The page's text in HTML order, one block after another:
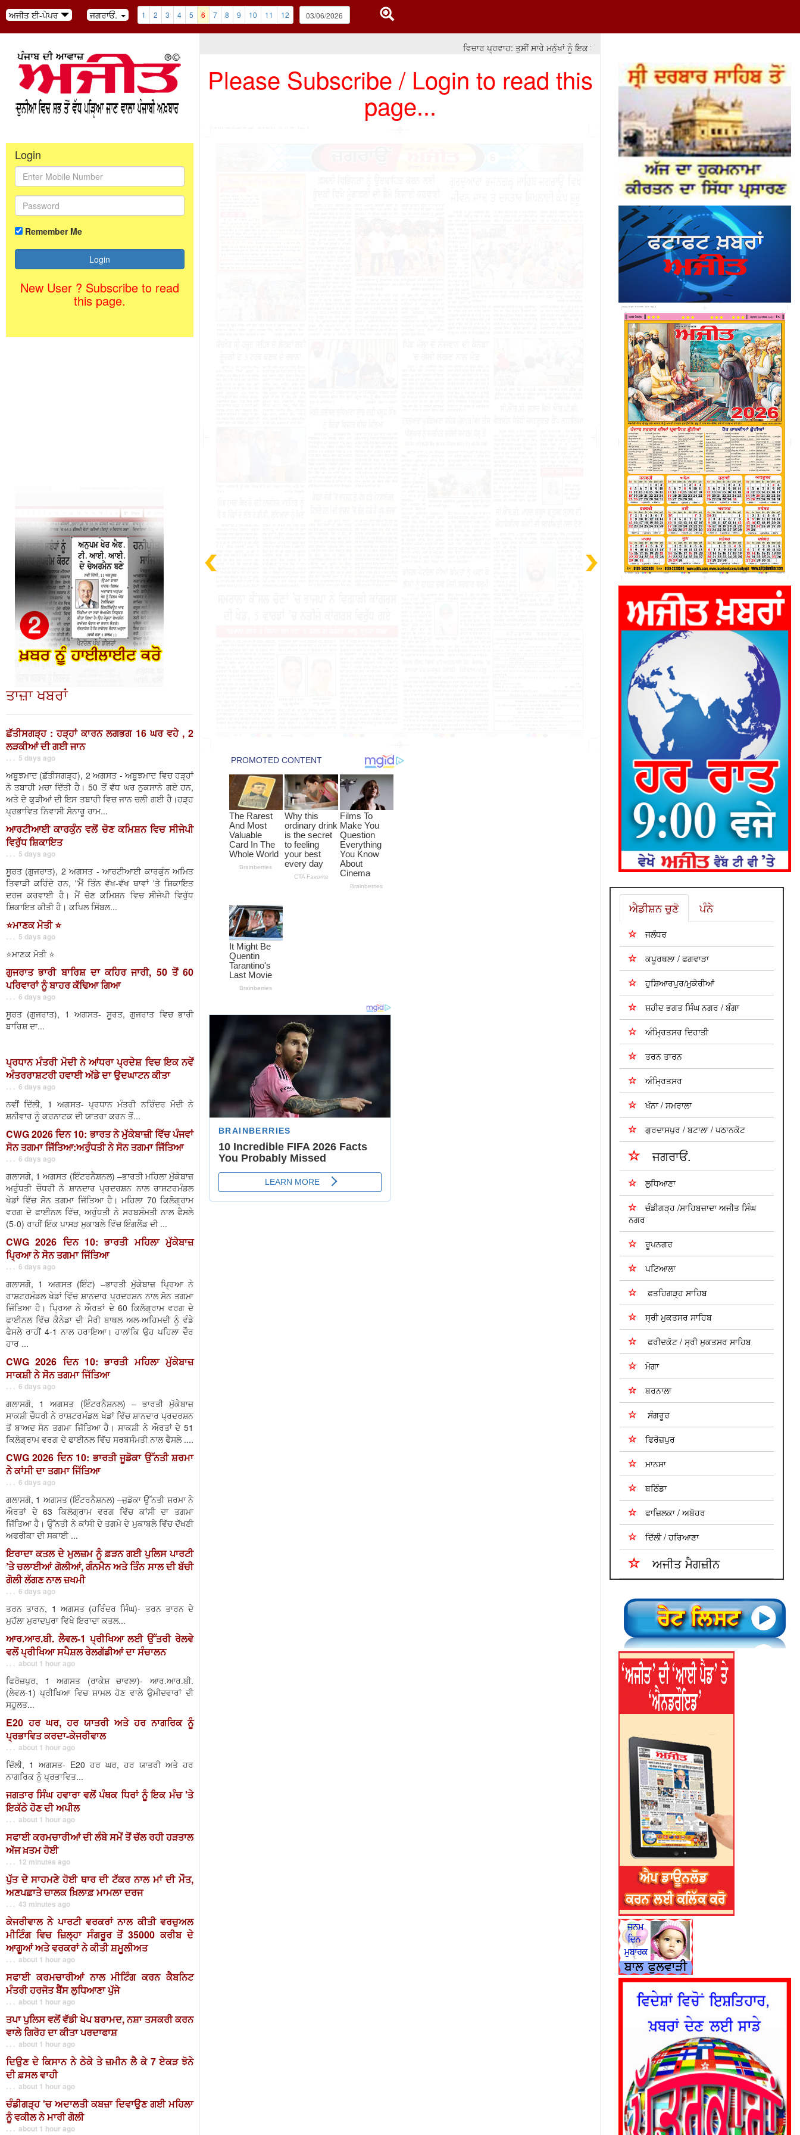
ਅਜੀਤ ਈ-ਪੇਪਰ ਜਗਰਾਓਂ. 1 2 3 4 5 6 7 8 9 10 11 12
Login
Remember Me
New User ? Subscribe to read
this page.
ਤਾਜ਼ਾ ਖਬਰਾਂ
ਛੱਤੀਸਗੜ੍ਹ : ਹੜ੍ਹਾਂ ਕਾਰਨ ਲਗਭਗ 16 ਘਰ ਵਹੇ , 2
ਲੜਕੀਆਂ ਦੀ ਗਈ ਜਾਨ
. . . 5 days ago
ਅਬੂਝਮਾਦ (ਛੱਤੀਸਗੜ੍ਹ), 2 ਅਗਸਤ - ਅਬੂਝਮਾਦ ਵਿਚ ਹੜ੍ਹਾਂ
ਨੇ ਤਬਾਹੀ ਮਚਾ ਦਿੱਤੀ ਹੈ। 50 ਤੋਂ ਵੱਧ ਘਰ ਨੁਕਸਾਨੇ ਗਏ ਹਨ,
ਅਤੇ ਦੋ ਕੁੜੀਆਂ ਦੀ ਇਸ ਤਬਾਹੀ ਵਿਚ ਜਾਨ ਚਲੀ ਗਈ ਹੈ।ਹੜ੍ਹ
ਪ੍ਰਭਾਵਿਤ ਨਿਵਾਸੀ ਸੋਨਾਰੂ ਰਾਮ...
ਆਰਟੀਆਈ ਕਾਰਕੁੰਨ ਵਲੋਂ ਚੋਣ ਕਮਿਸ਼ਨ ਵਿਚ ਸੀਜੇਪੀ
ਵਿਰੁੱਧ ਸ਼ਿਕਾਇਤ
. . . 5 days ago
ਸੂਰਤ (ਗੁਜਰਾਤ), 2 ਅਗਸਤ - ਆਰਟੀਆਈ ਕਾਰਕੁੰਨ ਅਮਿਤ
ਤਿਵਾੜੀ ਕਹਿੰਦੇ ਹਨ, "ਮੈਂ ਤਿੰਨ ਵੱਖ-ਵੱਖ ਥਾਵਾਂ 'ਤੇ ਸ਼ਿਕਾਇਤ
ਦਰਜ ਕਰਵਾਈ ਹੈ। ਮੈਂ ਚੋਣ ਕਮਿਸ਼ਨ ਵਿਚ ਸੀਜੇਪੀ ਵਿਰੁੱਧ
ਸ਼ਿਕਾਇਤ ਕੀਤੀ ਹੈ। ਕਪਿਲ ਸਿੱਬਲ...
⭐️ਮਾਣਕ ਮੋਤੀ ⭐️
. . . 5 days ago
⭐️ਮਾਣਕ ਮੋਤੀ ⭐️
ਗੁਜਰਾਤ ਭਾਰੀ ਬਾਰਿਸ਼ ਦਾ ਕਹਿਰ ਜਾਰੀ, 50 ਤੋਂ 60
ਪਰਿਵਾਰਾਂ ਨੂੰ ਬਾਹਰ ਕੱਢਿਆ ਗਿਆ
. . . 6 days ago
ਸੂਰਤ (ਗੁਜਰਾਤ), 1 ਅਗਸਤ- ਸੂਰਤ, ਗੁਜਰਾਤ ਵਿਚ ਭਾਰੀ
ਬਾਰਿਸ਼ ਦਾ...
ਪ੍ਰਧਾਨ ਮੰਤਰੀ ਮੋਦੀ ਨੇ ਆਂਧਰਾ ਪ੍ਰਦੇਸ਼ ਵਿਚ ਇਕ ਨਵੇਂ
ਅੰਤਰਰਾਸ਼ਟਰੀ ਹਵਾਈ ਅੱਡੇ ਦਾ ਉਦਘਾਟਨ ਕੀਤਾ
. . . 6 days ago
ਨਵੀਂ ਦਿੱਲੀ, 1 ਅਗਸਤ- ਪ੍ਰਧਾਨ ਮੰਤਰੀ ਨਰਿੰਦਰ ਮੋਦੀ ਨੇ
ਸ਼ਨੀਵਾਰ ਨੂੰ ਕਰਨਾਟਕ ਦੀ ਯਾਤਰਾ ਕਰਨ ਤੋਂ...
CWG 2026 ਦਿਨ 10: ਭਾਰਤ ਨੇ ਮੁੱਕੇਬਾਜ਼ੀ ਵਿੱਚ ਪੰਜਵਾਂ
ਸੋਨ ਤਗਮਾ ਜਿੱਤਿਆ:ਅਰੁੰਧਤੀ ਨੇ ਸੋਨ ਤਗਮਾ ਜਿੱਤਿਆ
. . . 6 days ago
ਗਲਾਸਗੋ, 1 ਅਗਸਤ (ਇੰਟਰਨੈਸ਼ਨਲ) –ਭਾਰਤੀ ਮਹਿਲਾ ਮੁੱਕੇਬਾਜ਼
ਅਰੁੰਧਤੀ ਚੌਧਰੀ ਨੇ ਸ਼ਾਨਦਾਰ ਪ੍ਰਦਰਸ਼ਨ ਨਾਲ ਰਾਸ਼ਟਰਮੰਡਲ
ਖੇਡਾਂ ਵਿੱਚ ਸੋਨ ਤਗਮਾ ਜਿੱਤਿਆ ਹੈ। ਮਹਿਲਾ 70 ਕਿਲੋਗ੍ਰਾਮ
ਵਰਗ ਦੇ ਫਾਈਨਲ ਵਿੱਚ, ਅਰੁੰਧਤੀ ਨੇ ਸਰਬਸੰਮਤੀ ਨਾਲ ਫੈਸਲੇ
(5-0) ਰਾਹੀਂ ਇੱਕ ਪਾਸੜ ਮੁਕਾਬਲੇ ਵਿੱਚ ਇੰਗਲੈਂਡ ਦੀ ...
CWG 2026 ਦਿਨ 10: ਭਾਰਤੀ ਮਹਿਲਾ ਮੁੱਕੇਬਾਜ਼
ਪ੍ਰਿਆ ਨੇ ਸੋਨ ਤਗਮਾ ਜਿੱਤਿਆ
. . . 6 days ago
ਗਲਾਸਗੋ, 1 ਅਗਸਤ (ਇੰਟ) –ਭਾਰਤੀ ਮੁੱਕੇਬਾਜ਼ ਪ੍ਰਿਆ ਨੇ
ਰਾਸ਼ਟਰਮੰਡਲ ਖੇਡਾਂ ਵਿੱਚ ਸ਼ਾਨਦਾਰ ਪ੍ਰਦਰਸ਼ਨ ਨਾਲ ਸੋਨ ਤਗਮਾ
ਜਿੱਤਿਆ ਹੈ। ਪ੍ਰਿਆ ਨੇ ਔਰਤਾਂ ਦੇ 60 ਕਿਲੋਗ੍ਰਾਮ ਵਰਗ ਦੇ
ਫਾਈਨਲ ਵਿੱਚ ਕੈਨੇਡਾ ਦੀ ਮੈਰੀ ਬਾਥਲ ਅਲ-ਅਹਿਮਦੀ ਨੂੰ ਵੰਡੇ
ਫੈਸਲੇ ਰਾਹੀਂ 4-1 ਨਾਲ ਹਰਾਇਆ। ਹਾਲਾਂਕਿ ਉਹ ਪਹਿਲਾ ਦੌਰ
ਹਾਰ ...
CWG 2026 ਦਿਨ 10: ਭਾਰਤੀ ਮਹਿਲਾ ਮੁੱਕੇਬਾਜ਼
ਸਾਕਸ਼ੀ ਨੇ ਸੋਨ ਤਗਮਾ ਜਿੱਤਿਆ
. . . 6 days ago
ਗਲਾਸਗੋ, 1 ਅਗਸਤ (ਇੰਟਰਨੈਸ਼ਨਲ) – ਭਾਰਤੀ ਮੁੱਕੇਬਾਜ਼
ਸਾਕਸ਼ੀ ਚੌਧਰੀ ਨੇ ਰਾਸ਼ਟਰਮੰਡਲ ਖੇਡਾਂ ਵਿੱਚ ਸ਼ਾਨਦਾਰ ਪ੍ਰਦਰਸ਼ਨ
ਤੋਂ ਬਾਅਦ ਸੋਨ ਤਗਮਾ ਜਿੱਤਿਆ ਹੈ। ਸਾਕਸ਼ੀ ਨੇ ਔਰਤਾਂ ਦੇ 51
ਕਿਲੋਗ੍ਰਾਮ ਵਰਗ ਦੇ ਫਾਈਨਲ ਵਿੱਚ ਸਰਬਸੰਮਤੀ ਨਾਲ ਫੈਸਲੇ ....
CWG 2026 ਦਿਨ 10: ਭਾਰਤੀ ਜੂਡੋਕਾ ਉੱਨਤੀ ਸ਼ਰਮਾ
ਨੇ ਕਾਂਸੀ ਦਾ ਤਗਮਾ ਜਿੱਤਿਆ
. . . 6 days ago
ਗਲਾਸਗੋ, 1 ਅਗਸਤ (ਇੰਟਰਨੈਸ਼ਨਲ) –ਜੁਡੋਕਾ ਉੱਨਤੀ ਸ਼ਰਮਾ ਨੇ
ਔਰਤਾਂ ਦੇ 63 ਕਿਲੋਗ੍ਰਾਮ ਵਰਗ ਵਿੱਚ ਕਾਂਸੀ ਦਾ ਤਗਮਾ
ਜਿੱਤਿਆ ਹੈ। ਉੱਨਤੀ ਨੇ ਕਾਂਸੀ ਦੇ ਤਗਮੇ ਦੇ ਮੁਕਾਬਲੇ ਵਿੱਚ ਦੱਖਣੀ
ਅਫਰੀਕਾ ਦੀ ਸਕਾਈ ...
ਇਰਾਦਾ ਕਤਲ ਦੇ ਮੁਲਜ਼ਮ ਨੂੰ ਫ਼ੜਨ ਗਈ ਪੁਲਿਸ ਪਾਰਟੀ
’ਤੇ ਚਲਾਈਆਂ ਗੋਲੀਆਂ, ਗੰਨਮੈਨ ਅਤੇ ਤਿੰਨ ਸਾਲ ਦੀ ਬੱਚੀ
ਗੋਲੀ ਲੱਗਣ ਨਾਲ ਜ਼ਖਮੀ
. . . 6 days ago
ਤਰਨ ਤਾਰਨ, 1 ਅਗਸਤ (ਹਰਿੰਦਰ ਸਿੰਘ)- ਤਰਨ ਤਾਰਨ ਦੇ
ਮੁਹੱਲਾ ਮੁਰਾਦਪੁਰਾ ਵਿਖੇ ਇਰਾਦਾ ਕਤਲ...
ਆਰ.ਆਰ.ਬੀ. ਲੈਵਲ-1 ਪ੍ਰੀਖਿਆ ਲਈ ਉੱਤਰੀ ਰੇਲਵੇ
ਵਲੋਂ ਪ੍ਰੀਖਿਆ ਸਪੈਸ਼ਲ ਰੇਲਗੱਡੀਆਂ ਦਾ ਸੰਚਾਲਨ
. . . about 1 hour ago
ਫਿਰੋਜ਼ਪੁਰ, 1 ਅਗਸਤ (ਰਾਕੇਸ਼ ਚਾਵਲਾ)- ਆਰ.ਆਰ.ਬੀ.
(ਲੇਵਲ-1) ਪ੍ਰੀਖਿਆ ਵਿਚ ਸ਼ਾਮਲ ਹੋਣ ਵਾਲੇ ਉਮੀਦਵਾਰਾਂ ਦੀ
ਸਹੂਲਤ...
E20 ਹਰ ਘਰ, ਹਰ ਯਾਤਰੀ ਅਤੇ ਹਰ ਨਾਗਰਿਕ ਨੂੰ
ਪ੍ਰਭਾਵਿਤ ਕਰਦਾ-ਕੇਜਰੀਵਾਲ
. . . about 1 hour ago
ਦਿੱਲੀ, 1 ਅਗਸਤ- E20 ਹਰ ਘਰ, ਹਰ ਯਾਤਰੀ ਅਤੇ ਹਰ
ਨਾਗਰਿਕ ਨੂੰ ਪ੍ਰਭਾਵਿਤ...
ਜਗਤਾਰ ਸਿੰਘ ਹਵਾਰਾ ਵਲੋਂ ਪੰਥਕ ਧਿਰਾਂ ਨੂੰ ਇਕ ਮੰਚ 'ਤੇ
ਇਕੱਠੇ ਹੋਣ ਦੀ ਅਪੀਲ
. . . about 1 hour ago
ਸਫਾਈ ਕਰਮਚਾਰੀਆਂ ਦੀ ਲੰਬੇ ਸਮੇਂ ਤੋਂ ਚੱਲ ਰਹੀ ਹੜਤਾਲ
ਅੱਜ ਖ਼ਤਮ ਹੋਈ
. . . 12 minutes ago
ਪੁੱਤ ਦੇ ਸਾਹਮਣੇ ਹੋਈ ਥਾਰ ਦੀ ਟੱਕਰ ਨਾਲ ਮਾਂ ਦੀ ਮੌਤ,
ਅਣਪਛਾਤੇ ਚਾਲਕ ਖ਼ਿਲਾਫ਼ ਮਾਮਲਾ ਦਰਜ
. . . 43 minutes ago
ਕੇਜਰੀਵਾਲ ਨੇ ਪਾਰਟੀ ਵਰਕਰਾਂ ਨਾਲ ਕੀਤੀ ਵਰਚੁਅਲ
ਮੀਟਿੰਗ ਵਿਚ ਜ਼ਿਲ੍ਹਾ ਸੰਗਰੂਰ ਤੋਂ 35000 ਕਰੀਬ ਦੇ
ਆਗੂਆਂ ਅਤੇ ਵਰਕਰਾਂ ਨੇ ਕੀਤੀ ਸ਼ਮੂਲੀਅਤ
. . . about 1 hour ago
ਸਫਾਈ ਕਰਮਚਾਰੀਆਂ ਨਾਲ ਮੀਟਿੰਗ ਕਰਨ ਕੈਬਨਿਟ
ਮੰਤਰੀ ਹਰਜੋਤ ਬੈਂਸ ਲੁਧਿਆਣਾ ਪੁੱਜੇ
. . . about 1 hour ago
ਤਪਾ ਪੁਲਿਸ ਵਲੋਂ ਵੱਡੀ ਖੇਪ ਬਰਾਮਦ, ਨਸ਼ਾ ਤਸਕਰੀ ਕਰਨ
ਵਾਲੇ ਗਿਰੋਹ ਦਾ ਕੀਤਾ ਪਰਦਾਫਾਸ਼
. . . about 1 hour ago
ਦਿਉਣ ਦੇ ਕਿਸਾਨ ਨੇ ਠੇਕੇ ਤੇ ਜ਼ਮੀਨ ਲੈ ਕੇ 7 ਏਕੜ ਝੋਨੇ
ਦੀ ਫ਼ਸਲ ਵਾਹੀ
. . . about 1 hour ago
ਚੰਡੀਗੜ੍ਹ 'ਚ ਅਦਾਲਤੀ ਕਬਜ਼ਾ ਦਿਵਾਉਣ ਗਈ ਮਹਿਲਾ
ਨੂੰ ਵਕੀਲ ਨੇ ਮਾਰੀ ਗੋਲੀ
. . . about 1 hour ago
ਵਿਚਾਰ ਪ੍ਰਵਾਹ: ਤੁਸੀਂ ਸਾਰੇ ਮਨੁੱਖਾਂ ਨੂੰ ਇਕ ਬਰਾਬਰ ਨਹੀਂ ਕਰ ਸਕਦੇ ਪਰ ਉਨ੍ਹਾਂ ਨੂੰ ਬਰਾਬਰੀ ਦੇ ਮੌਕੇ ਤਾਂ ਮੁਹੱਈਆ
Please Subscribe / Login to read this
page...
ਐਡੀਸ਼ਨ ਚੁਣੋ ਪੰਨੇ
ਜਲੰਧਰ
ਕਪੂਰਥਲਾ / ਫਗਵਾੜਾ
ਹੁਸ਼ਿਆਰਪੁਰ/ਮੁਕੇਰੀਆਂ
ਸ਼ਹੀਦ ਭਗਤ ਸਿੰਘ ਨਗਰ / ਬੰਗਾ
ਅੰਮ੍ਰਿਤਸਰ ਦਿਹਾਤੀ
ਤਰਨ ਤਾਰਨ
ਅੰਮ੍ਰਿਤਸਰ
ਖੰਨਾ / ਸਮਰਾਲਾ
ਗੁਰਦਾਸਪੁਰ / ਬਟਾਲਾ / ਪਠਾਨਕੋਟ
ਜਗਰਾਓਂ.
ਲੁਧਿਆਣਾ
ਚੰਡੀਗੜ੍ਹ /ਸਾਹਿਬਜ਼ਾਦਾ ਅਜੀਤ ਸਿੰਘ
ਨਗਰ
ਰੂਪਨਗਰ
ਪਟਿਆਲਾ
ਫ਼ਤਹਿਗੜ੍ਹ ਸਾਹਿਬ
ਸ੍ਰੀ ਮੁਕਤਸਰ ਸਾਹਿਬ
ਫਰੀਦਕੋਟ / ਸ੍ਰੀ ਮੁਕਤਸਰ ਸਾਹਿਬ
ਮੋਗਾ
ਬਰਨਾਲਾ
ਸੰਗਰੂਰ
ਫਿਰੋਜ਼ਪੁਰ
ਮਾਨਸਾ
ਬਠਿੰਡਾ
ਫਾਜ਼ਿਲਕਾ / ਅਬੋਹਰ
ਦਿੱਲੀ / ਹਰਿਆਣਾ
ਅਜੀਤ ਮੈਗਜ਼ੀਨ